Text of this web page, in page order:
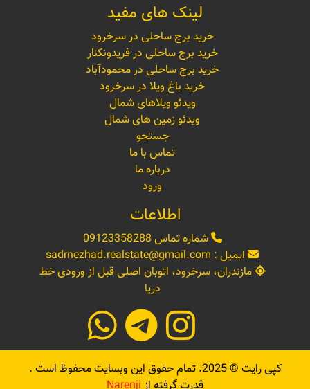
لینک های مفید
خرید برج ساحلی در سرخرود
خرید برج ساحلی در فریدونکنار
خرید برج ساحلی در محمودآباد
خرید باغ ویلا در سرخرود
ویدئو ویلاهای شمال
ویدئو زمین های شمال
جستجو
تماس با ما
درباره ما
ورود
اطلاعات
شماره تماس 09123358288
ایمیل : sadrnezhad.realstate@gmail.com
مازندران، سرخرود، اتوبان اصلی قبل از ورودی خط
دریا
کپی رایت ©2025. تمام حقوق این وبسایت محفوظ است .